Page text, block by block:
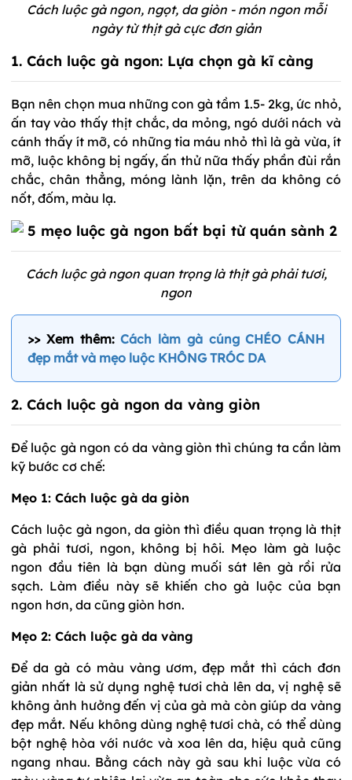
Cách luộc gà ngon, ngọt, da giòn - món ngon mỗi
ngày từ thịt gà cực đơn giản
1. Cách luộc gà ngon: Lựa chọn gà kĩ càng
Bạn nên chọn mua những con gà tầm 1.5- 2kg, ức nhỏ,
ấn tay vào thấy thịt chắc, da mỏng, ngó dưới nách và
cánh thấy ít mỡ, có những tia máu nhỏ thì là gà vừa, ít
mỡ, luộc không bị ngấy, ấn thử nữa thấy phần đùi rắn
chắc, chân thẳng, móng lành lặn, trên da không có
nốt, đốm, màu lạ.
Cách luộc gà ngon quan trọng là thịt gà phải tươi,
ngon
>> Xem thêm:Cách làm gà cúng CHÉO CÁNH
đẹp mắt và mẹo luộc KHÔNG TRÓC DA
2. Cách luộc gà ngon da vàng giòn
Để luộc gà ngon có da vàng giòn thì chúng ta cần làm
kỹ bước cơ chế:
Mẹo 1: Cách luộc gà da giòn
Cách luộc gà ngon, da giòn thì điều quan trọng là thịt
gà phải tươi, ngon, không bị hôi. Mẹo làm gà luộc
ngon đầu tiên là bạn dùng muối sát lên gà rồi rửa
sạch. Làm điều này sẽ khiến cho gà luộc của bạn
ngon hơn, da cũng giòn hơn.
Mẹo 2: Cách luộc gà da vàng
Để da gà có màu vàng ươm, đẹp mắt thì cách đơn
giản nhất là sử dụng nghệ tươi chà lên da, vị nghệ sẽ
không ảnh hưởng đến vị của gà mà còn giúp da vàng
đẹp mắt. Nếu không dùng nghệ tươi chà, có thể dùng
bột nghệ hòa với nước và xoa lên da, hiệu quả cũng
ngang nhau. Bằng cách này gà sau khi luộc vừa có